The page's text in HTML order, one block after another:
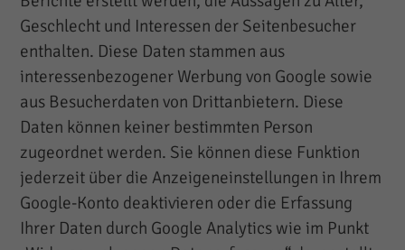
Geschlecht und Interessen der Seitenbesucher
enthalten. Diese Daten stammen aus
interessenbezogener Werbung von Google sowie
aus Besucherdaten von Drittanbietern. Diese
Daten können keiner bestimmten Person
zugeordnet werden. Sie können diese Funktion
jederzeit über die Anzeigeneinstellungen in Ihrem
Google-Konto deaktivieren oder die Erfassung
Ihrer Daten durch Google Analytics wie im Punkt